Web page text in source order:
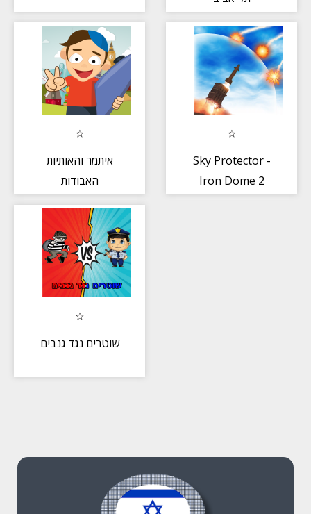
איתמר והאותיות
האבודות
Sky Protector -
Iron Dome 2
שוטרים נגד גנבים